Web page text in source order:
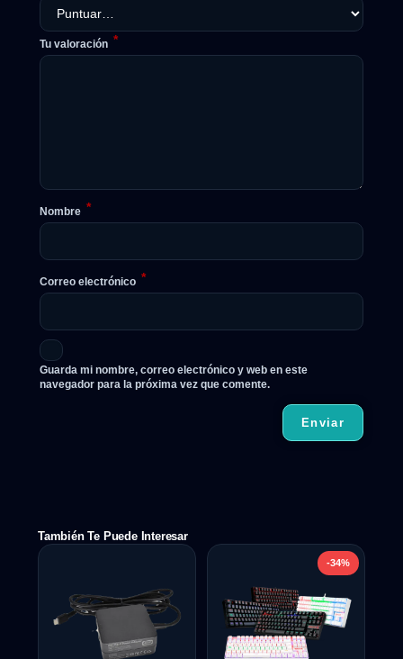
Tu valoración *
Nombre *
Correo electrónico *
Guarda mi nombre, correo electrónico y web en este
navegador para la próxima vez que comente.
También Te Puede Interesar
-34%